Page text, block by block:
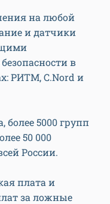
на любой
и датчики
в
РИТМ, C.Nord и
5000 групп
50 000
России.
плата и
за ложные